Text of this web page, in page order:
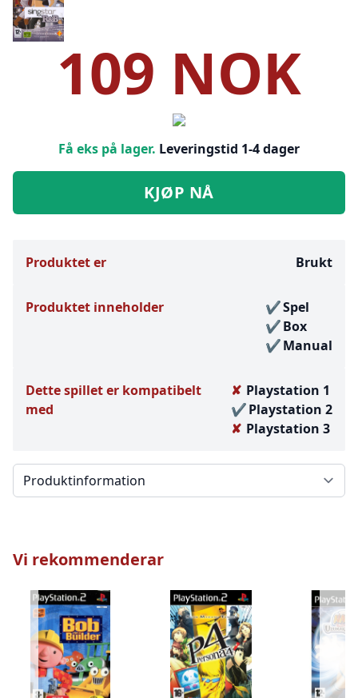
109 NOK
Få eks på lager. Leveringstid 1-4 dager
KJØP NÅ
Produktet er Brukt
Produktet inneholder
Spel
Box
Manual
Dette spillet er kompatibelt
med
Playstation 1
Playstation 2
Playstation 3
Välj en flik
Vi rekommenderar